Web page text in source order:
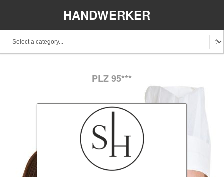
HANDWERKER
Hessen
Mecklenburg-Vorpommern Niedersachsen
Rheinland-Pfalz
Sachsen Schleswig-Holstein Thüringen
PLZ 95***